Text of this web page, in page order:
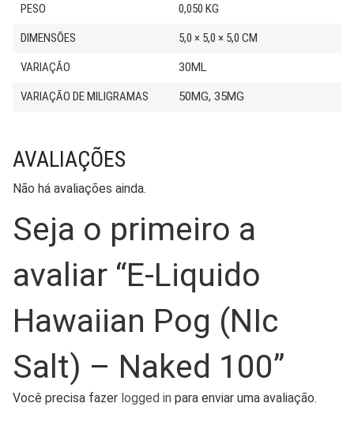
PESO 0,050 KG
DIMENSÕES 5,0 × 5,0 × 5,0 CM
VARIAÇÃO 30ML
VARIAÇÃO DE MILIGRAMAS 50MG, 35MG
AVALIAÇÕES
Não há avaliações ainda.
Seja o primeiro a
avaliar “E-Liquido
Hawaiian Pog (NIc
Salt) – Naked 100”
Você precisa fazer logged in para enviar uma avaliação.